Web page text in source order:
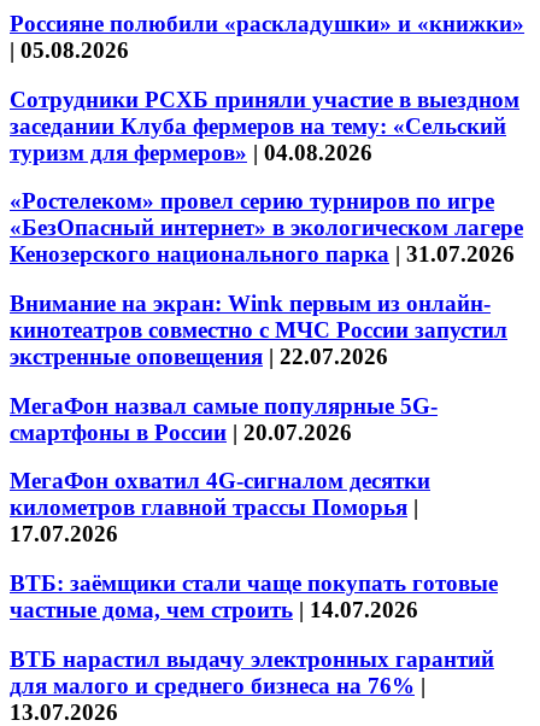
Россияне полюбили «раскладушки» и «книжки»
| 05.08.2026
Сотрудники РСХБ приняли участие в выездном
заседании Клуба фермеров на тему: «Сельский
туризм для фермеров» | 04.08.2026
«Ростелеком» провел серию турниров по игре
«БезОпасный интернет» в экологическом лагере
Кенозерского национального парка | 31.07.2026
Внимание на экран: Wink первым из онлайн-
кинотеатров совместно с МЧС России запустил
экстренные оповещения | 22.07.2026
МегаФон назвал самые популярные 5G-
смартфоны в России | 20.07.2026
МегаФон охватил 4G-сигналом десятки
километров главной трассы Поморья |
17.07.2026
ВТБ: заёмщики стали чаще покупать готовые
частные дома, чем строить | 14.07.2026
ВТБ нарастил выдачу электронных гарантий
для малого и среднего бизнеса на 76% |
13.07.2026